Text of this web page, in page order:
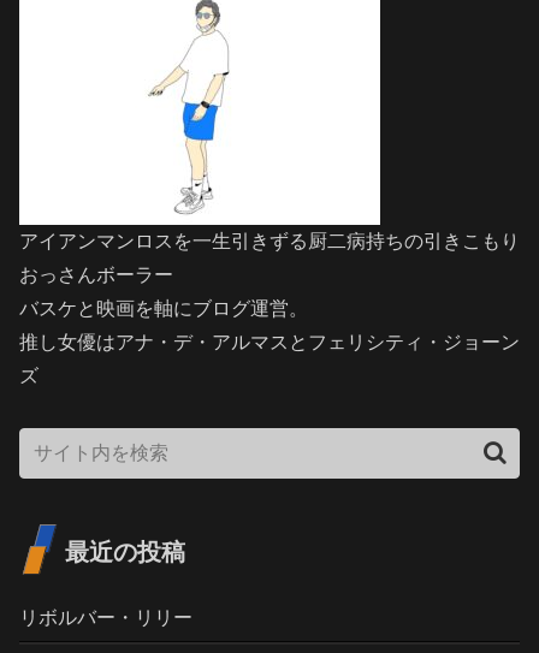
アイアンマンロスを一生引きずる厨二病持ちの引きこもり
おっさんボーラー
バスケと映画を軸にブログ運営。
推し女優はアナ・デ・アルマスとフェリシティ・ジョーン
ズ
最近の投稿
リボルバー・リリー